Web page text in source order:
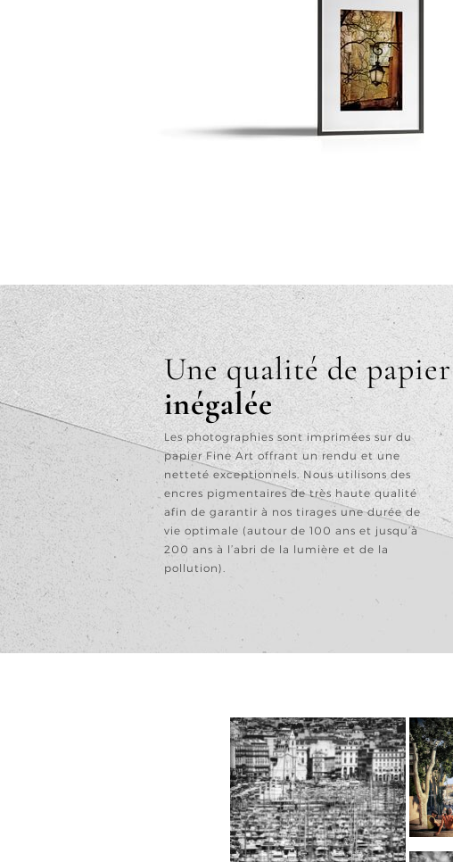
Une qualité de papier
inégalée
Les photographies sont imprimées sur du
papier Fine Art offrant un rendu et une
netteté exceptionnels. Nous utilisons des
encres pigmentaires de très haute qualité
afin de garantir à nos tirages une durée de
vie optimale (autour de 100 ans et jusqu’à
200 ans à l’abri de la lumière et de la
pollution).